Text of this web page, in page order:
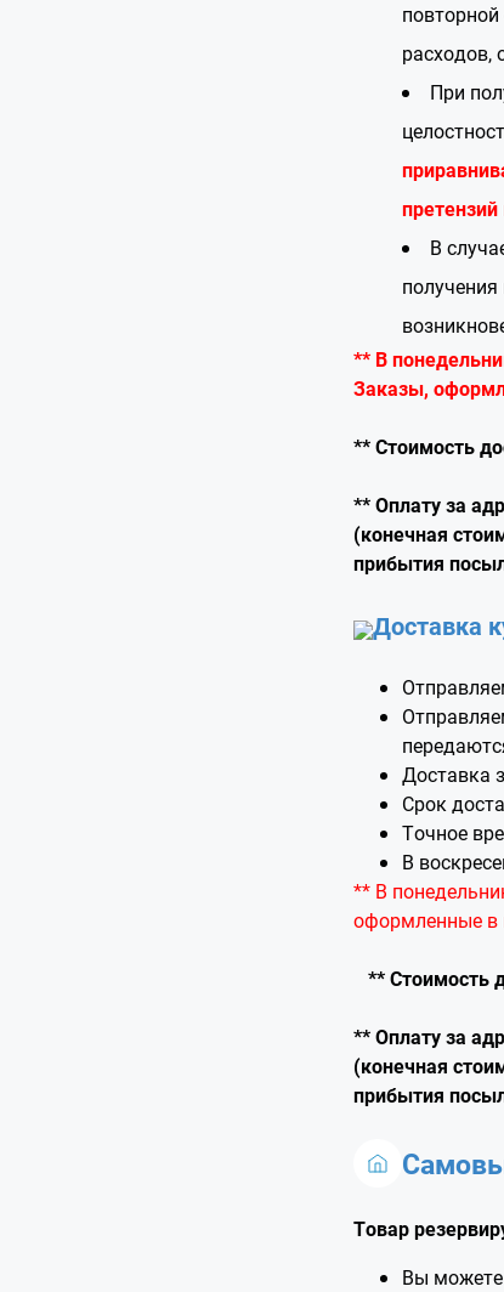
расходов,
При
претензий
В
** В
Заказы,
** Стоимость
** Оплату за
(конечная
прибытия
Доставка
Доставка
Срок
Точное
В
** В
оформленные в
**Стоимость
** Оплату за
(конечная
прибытия
Товар
Вы можете